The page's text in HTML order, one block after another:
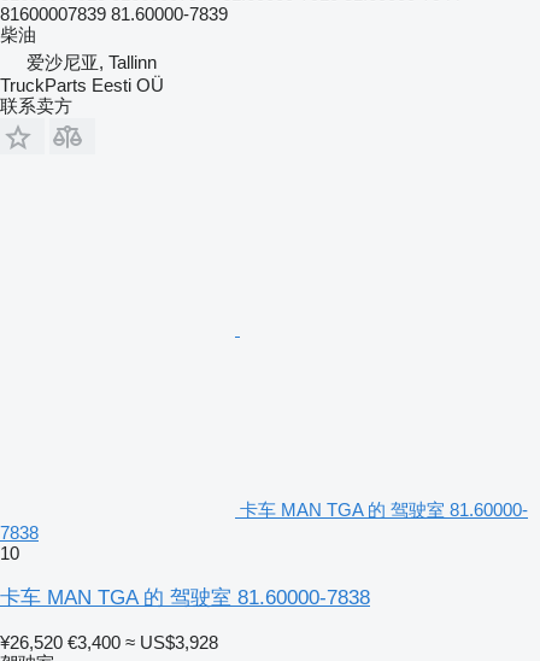
81600007839 81.60000-7839
柴油
爱沙尼亚, Tallinn
TruckParts Eesti OÜ
联系卖方
卡车 MAN TGA 的 驾驶室 81.60000-
7838
10
卡车 MAN TGA 的 驾驶室 81.60000-7838
¥26,520 €3,400 ≈ US$3,928